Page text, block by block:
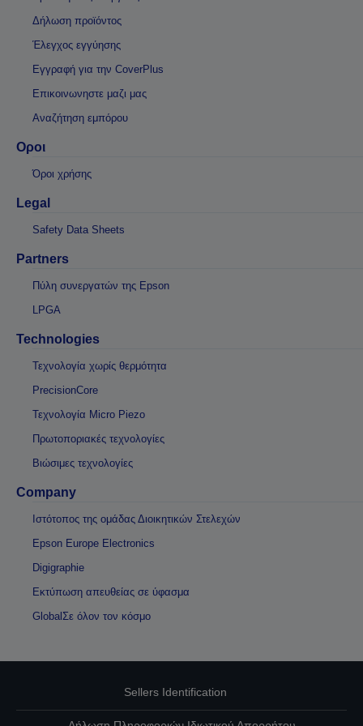
Δήλωση προϊόντος
Έλεγχος εγγύησης
Εγγραφή για την CoverPlus
Επικοινωνηστε μαζι μας
Αναζήτηση εμπόρου
Οροι
Όροι χρήσης
Legal
Safety Data Sheets
Partners
Πύλη συνεργατών της Epson
LPGA
Technologies
Τεχνολογία χωρίς θερμότητα
PrecisionCore
Τεχνολογία Micro Piezo
Πρωτοποριακές τεχνολογίες
Βιώσιμες τεχνολογίες
Company
Ιστότοπος της ομάδας Διοικητικών Στελεχών
Epson Europe Electronics
Digigraphie
Εκτύπωση απευθείας σε ύφασμα
GlobalΣε όλον τον κόσμο
Sellers Identification